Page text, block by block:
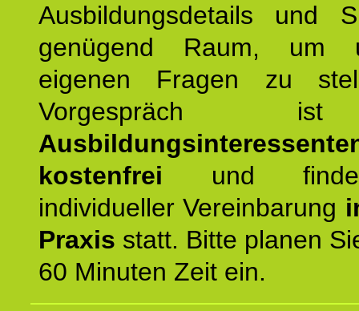
Ausbildungsdetails und
genügend Raum, um
eigenen Fragen zu
kostenfrei und
individueller Vereinbarung
Praxis statt. Bitte planen
60 Minuten Zeit ein.